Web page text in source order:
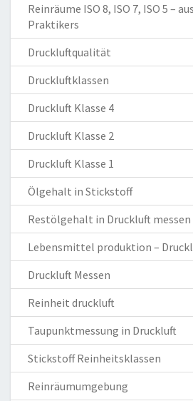
Reinräume ISO 8, ISO 7, ISO 5 –
Praktikers
Druckluftqualität
Druckluftklassen
Druckluft Klasse 4
Druckluft Klasse 2
Druckluft Klasse 1
Ölgehalt in Stickstoff
Restölgehalt in Druckluft messen
Lebensmittel produktion –
Druckluft Messen
Reinheit druckluft
Taupunktmessung in Druckluft
Stickstoff Reinheitsklassen
Reinräumumgebung